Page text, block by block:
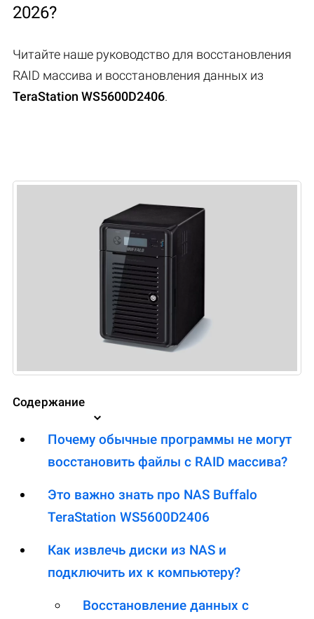
2026?
Читайте наше руководство для восстановления
RAID массива и восстановления данных из
TeraStation WS5600D2406.
Содержание
Почему обычные программы не могут
восстановить файлы с RAID массива?
Это важно знать про NAS Buffalo
TeraStation WS5600D2406
Как извлечь диски из NAS и
подключить их к компьютеру?
Восстановление данных с